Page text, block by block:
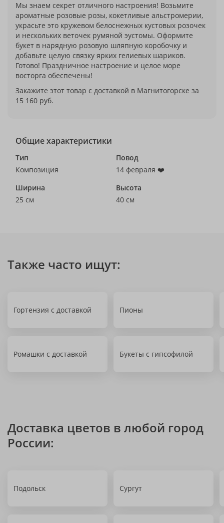
Мы знаем секрет отличного настроения! Возьмите
ароматные розовые розы, кокетливые альстромерии,
украсьте это кружевом белоснежных кустовых розочек
и нескольких веточек румяной эустомы. Оформите
букет в нарядную розовую шляпную коробочку и
добавьте целую связку ярких гелиевых шариков.
Готово! Праздничное настроение и целое море
восторга обеспечены!
Закажите этот товар с доставкой в Магнитогорске за
15 160 руб.
Общие характеристики
Тип
Композиция
Повод
14 февраля ❤️
Ширина
25 см
Высота
40 см
Также часто ищут:
Гортензия с доставкой Пионы
Ромашки с доставкой Букеты с гипсофилой
Доставка цветов в любой город
России:
Подольск Сургут